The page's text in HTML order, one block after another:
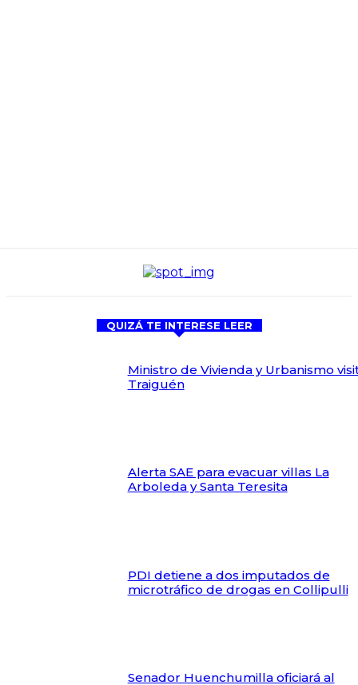
QUIZÁ TE INTERESE LEER
Ministro de Vivienda y Urbanismo
Traiguén
Alerta SAE para evacuar villas La
Arboleda y Santa Teresita
PDI detiene a dos imputados de
microtráfico de drogas en Collipulli
Senador Huenchumilla oficiará al